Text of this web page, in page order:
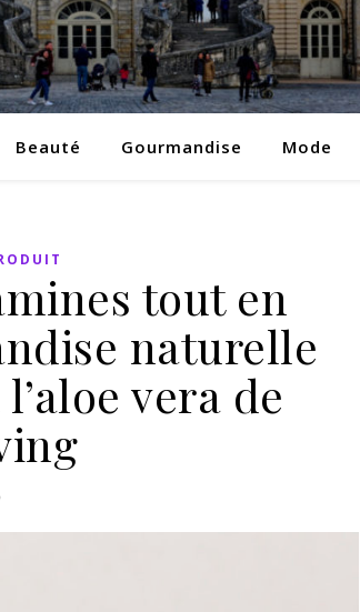
Beauté Gourmandise Mode
tout en
naturelle
vera de